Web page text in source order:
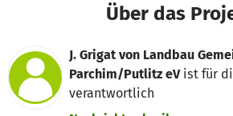
Über das
J. Grigat von Landbau
Parchim/Putlitz eVist für
verantwortlich